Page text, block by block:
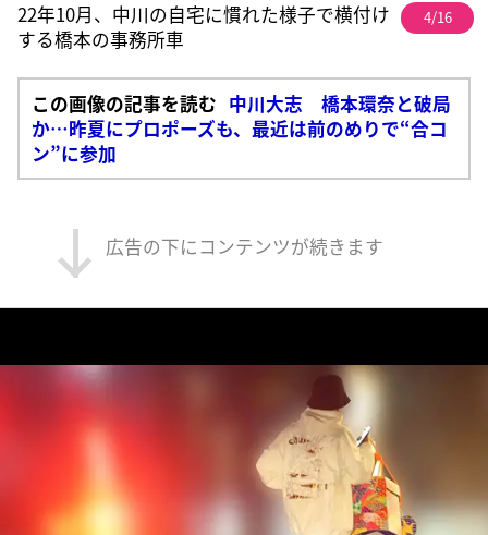
22年10月、中川の自宅に慣れた様子で横付け
する橋本の事務所車
4/16
この画像の記事を読む 中川大志 橋本環奈と破局
か…昨夏にプロポーズも、最近は前のめりで“合コ
ン”に参加
広告の下にコンテンツが続きます